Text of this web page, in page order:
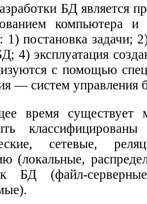
БД является
компьютера и
1) постановка задачи;
4) эксплуатация
с помощью
— систем
время
сетевые,
(локальные,
БД (файл-